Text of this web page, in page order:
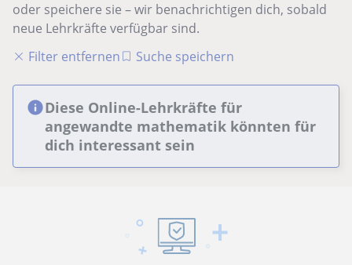
oder speichere sie – wir benachrichtigen dich, sobald
neue Lehrkräfte verfügbar sind.
Filter entfernen
Suche speichern
Diese Online-Lehrkräfte für
angewandte mathematik könnten für
dich interessant sein